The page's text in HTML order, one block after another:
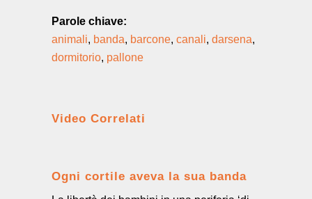
Parole chiave:
animali, banda, barcone, canali, darsena,
dormitorio, pallone
Video Correlati
Ogni cortile aveva la sua banda